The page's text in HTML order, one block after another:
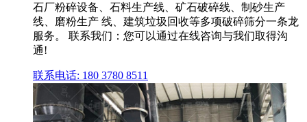
石厂粉碎设备、石料生产线、矿石破碎线、制砂生产
线、磨粉生产 线、建筑垃圾回收等多项破碎筛分一条龙
服务。 联系我们：您可以通过在线咨询与我们取得沟
通!
联系电话: 180 3780 8511